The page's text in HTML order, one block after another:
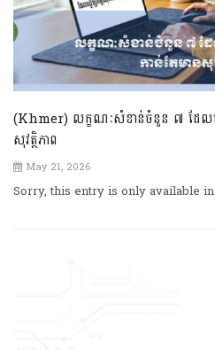
(Khmer) លក្ខណៈសំខាន់ចំនួន ៧ ដែលធ្វើ
សុវត្ថិភាព
May 21, 2026
Sorry, this entry is only available in